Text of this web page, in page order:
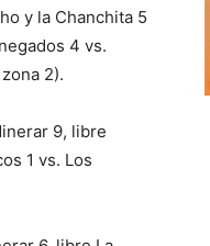
y la Chanchita 5
4 vs.
2).
9, libre
1 vs. Los